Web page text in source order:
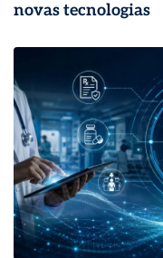
novas tecnologias